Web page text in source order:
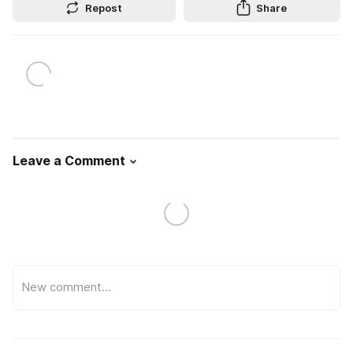
Repost Share
Leave a Comment